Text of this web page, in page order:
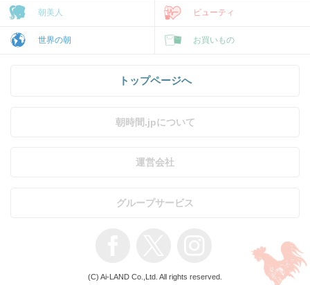
朝美人 ビューティ
世界の朝 お買いもの
トップページへ
朝時間.jpについて
運営会社
グループサービス
(C) Ai-LAND Co.,Ltd. All rights reserved.